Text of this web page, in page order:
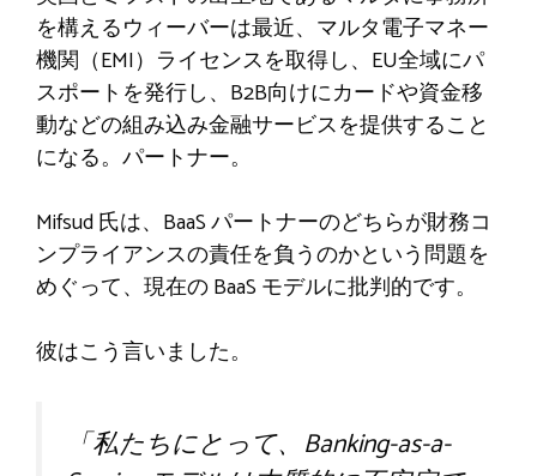
を構えるウィーバーは最近、マルタ電子マネー
機関（EMI）ライセンスを取得し、EU全域にパ
スポートを発行し、B2B向けにカードや資金移
動などの組み込み金融サービスを提供すること
になる。パートナー。
Mifsud 氏は、BaaS パートナーのどちらが財務コ
ンプライアンスの責任を負うのかという問題を
めぐって、現在の BaaS モデルに批判的です。
彼はこう言いました。
「私たちにとって、Banking-as-a-